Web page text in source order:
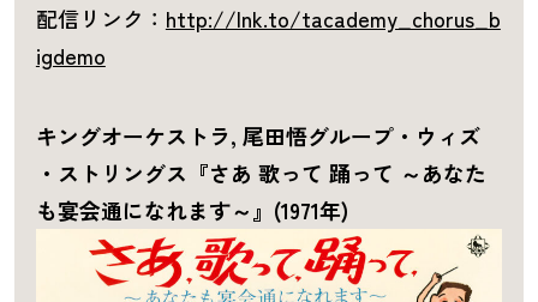
配信リンク： http://lnk.to/tacademy_chorus_b
igdemo
キングオーケストラ, 尾田悟グループ・ウィズ
・ストリングス『さあ 歌って 踊って ～あなた
も宴会通になれます～』(1971年)